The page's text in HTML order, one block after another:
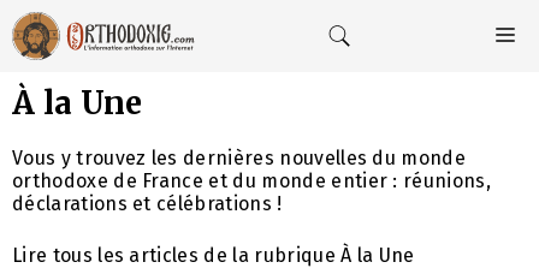
Aller
au
contenu
À la Une
Vous y trouvez les dernières nouvelles du monde
orthodoxe de France et du monde entier : réunions,
déclarations et célébrations !
Lire tous les articles de la rubrique À la Une